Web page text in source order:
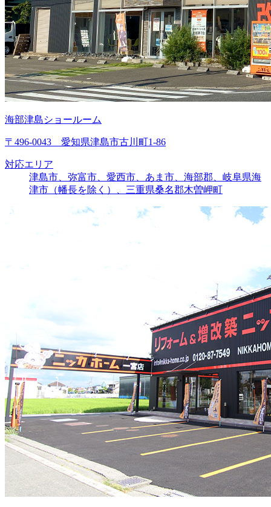
海部津島ショールーム
〒496-0043 愛知県津島市古川町1-86
対応エリア
津島市、弥富市、愛西市、あま市、海部郡、岐阜県海
津市（幡長を除く）、三重県桑名郡木曽岬町